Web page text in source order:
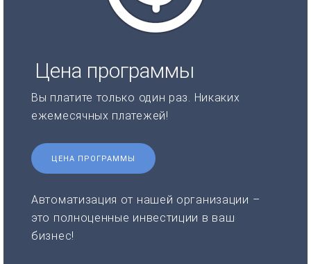
Цена программы
Вы платите только один раз. Никаких
ежемесячных платежей!
ЦЕНА ПРОГРАММЫ
Автоматизация от нашей организации –
это полноценные инвестиции в ваш
бизнес!